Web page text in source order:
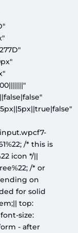
/* this is
icon */||
/* or
on
for solid
top:
size:
- after